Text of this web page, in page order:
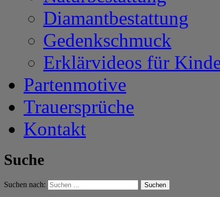
Diamantbestattung
Gedenkschmuck
Erklärvideos für
Partenmotive
Trauersprüche
Kontakt
Suche
Suchen nach: